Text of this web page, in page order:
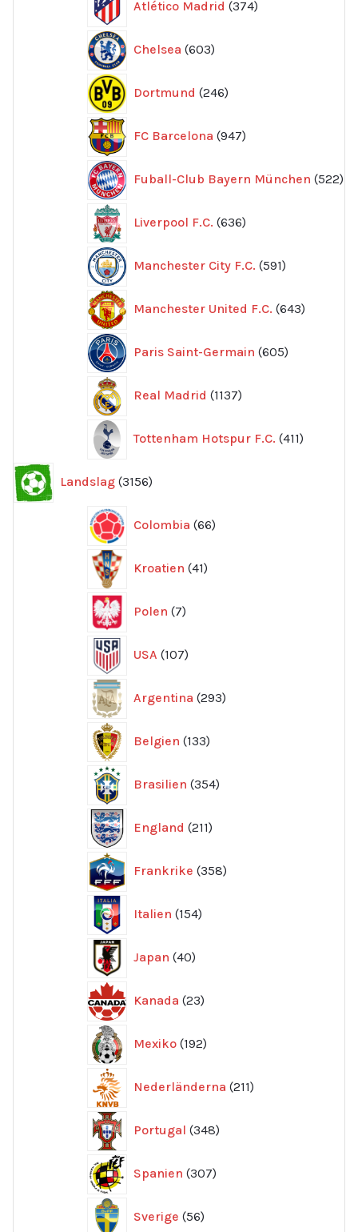
Atlético Madrid 374
produkter
Chelsea 603
produkter
Dortmund 246
produkter
FC Barcelona 947
produkter
Fuball-Club Bayern München 522
Liverpool F.C. 636
produkter
Manchester City F.C. 591
produkter
Manchester United F.C. 643
Paris Saint-Germain 605
produkter
Real Madrid 1137
produkter
Tottenham Hotspur F.C. 411
produkter
Landslag 3156
produkter
Colombia 66
produkter
Kroatien 41
produkter
Polen 7
produkter
USA 107
produkter
Argentina 293
produkter
Belgien 133
produkter
Brasilien 354
produkter
England 211
produkter
Frankrike 358
produkter
Italien 154
produkter
Japan 40
produkter
Kanada 23
produkter
Mexiko 192
produkter
Nederländerna 211
produkter
Portugal 348
produkter
Spanien 307
produkter
Sverige 56
produkter